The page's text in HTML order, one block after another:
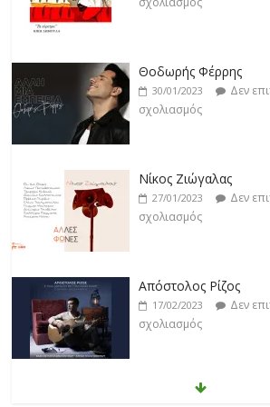
Νίκος Ζιώγαλας
27/01/2023
Δεν
σχολιασμός
Απόστολος Ρίζος
17/02/2023
Δεν
σχολιασμός
Μικρές Περιπλανήσεις
16/02/2023
Δεν
σχολιασμός
Δυνάμεις του Αιγαίου